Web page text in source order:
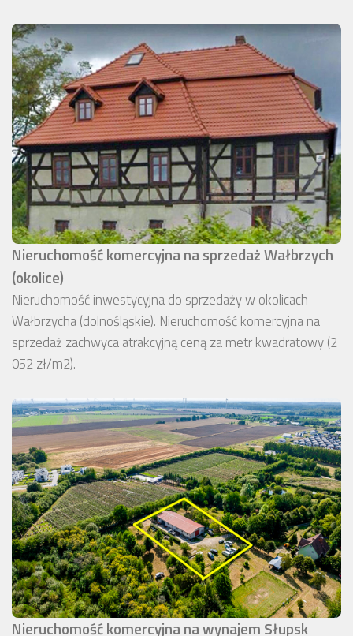
Nieruchomość komercyjna na sprzedaż Wałbrzych
(okolice)
Nieruchomość inwestycyjna do sprzedaży w okolicach
Wałbrzycha (dolnośląskie). Nieruchomość komercyjna na
sprzedaż zachwyca atrakcyjną ceną za metr kwadratowy (2
052 zł/m2).
Nieruchomość komercyjna na wynajem Słupsk